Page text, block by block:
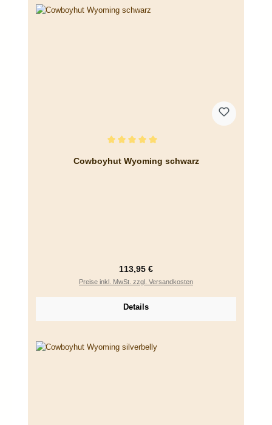
Cowboyhut Wyoming schwarz
Regulärer Preis:
113,95 €
Preise inkl. MwSt. zzgl. Versandkosten
Details